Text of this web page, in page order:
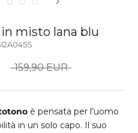
misto lana blu
159,90 EUR
è pensata per l’uomo
in un solo capo. Il suo